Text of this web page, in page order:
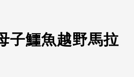
子鱷魚越野馬拉